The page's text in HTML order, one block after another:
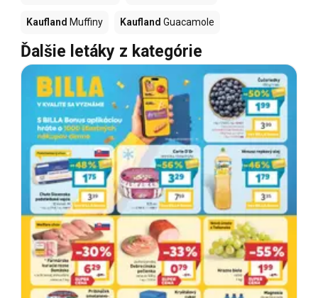
Kaufland Muffiny Kaufland Guacamole
Ďalšie letáky z kategórie